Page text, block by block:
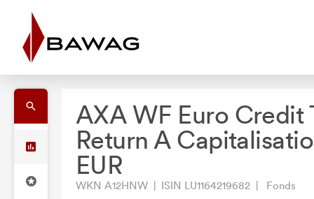
AXA WF Euro Credit
Return A
EUR
WKN A12HNW | ISIN LU1164219682 | Fonds